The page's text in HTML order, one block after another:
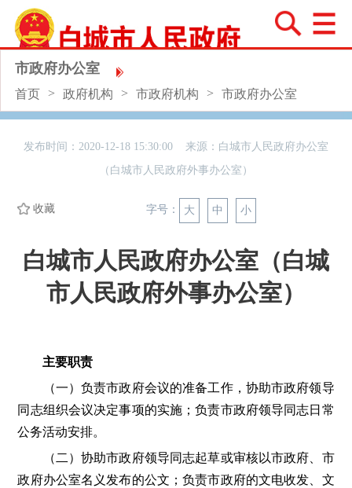
市政府办公室
首页 > 政府机构 > 市政府机构 > 市政府办公室
发布时间：2020-12-18 15:30:00 来源： 白城市人民政府办公室
（白城市人民政府外事办公室）
收藏 字号： 大 中 小
白城市人民政府办公室（白城
市人民政府外事办公室）
主要职责
（一）负责市政府会议的准备工作，协助市政府领导
同志组织会议决定事项的实施；负责市政府领导同志日常
公务活动安排。
（二）协助市政府领导同志起草或审核以市政府、市
政府办公室名义发布的公文；负责市政府的文电收发、文